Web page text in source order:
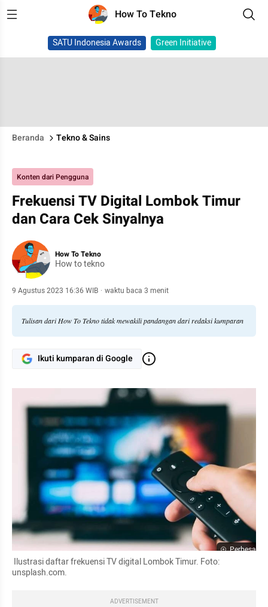
How To Tekno
SATU Indonesia Awards Green Initiative
Beranda Tekno & Sains
Konten dari Pengguna
Frekuensi TV Digital Lombok Timur
dan Cara Cek Sinyalnya
How To Tekno
How to tekno
9 Agustus 2023 16:36 WIB · waktu baca 3 menit
Tulisan dari How To Tekno tidak mewakili pandangan dari redaksi kumparan
Ikuti kumparan di Google
Perbesar
unsplash.com.
ADVERTISEMENT